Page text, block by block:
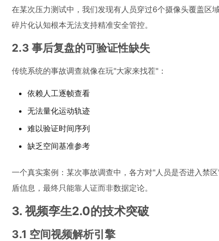
在某次压力测试中，我们发现有人员穿过6个摄像头覆盖区
碎片化认知根本无法支持精准安全管控。
2.3 事后复盘的可验证性缺失
传统系统的事故调查就像在玩"大家来找茬"：
依赖人工逐帧查看
无法量化运动轨迹
难以验证时间序列
缺乏空间基准参考
一个真实案例：某次事故调查中，各方对"人员是否进入禁
盾信息，最终只能靠人证而非数据定论。
3. 视频孪生2.0的技术突破
3.1 空间视频解析引擎